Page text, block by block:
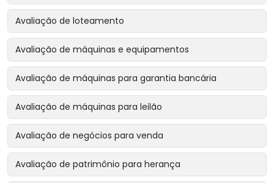
Avaliação de loteamento
Avaliação de máquinas e equipamentos
Avaliação de máquinas para garantia bancária
Avaliação de máquinas para leilão
Avaliação de negócios para venda
Avaliação de patrimônio para herança